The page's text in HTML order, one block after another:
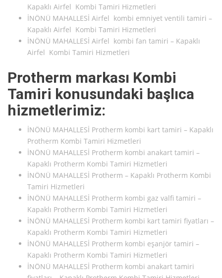
Kapaklı Airfel Kombi Tamiri Hizmetleri
İNÖNÜ MAHALLESİ Airfel kombi emniyet ventili tamiri –
Kapaklı Airfel Kombi Tamiri Hizmetleri
İNÖNÜ MAHALLESİ Airfel kombi fan tamiri – Kapaklı
Airfel Kombi Tamiri Hizmetleri
Protherm markası Kombi
Tamiri konusundaki başlıca
hizmetlerimiz:
İNÖNÜ MAHALLESİ Protherm kombi kart tamiri – Kapaklı
Protherm Kombi Tamiri Hizmetleri
İNÖNÜ MAHALLESİ Protherm kombi anakart tamiri –
Kapaklı Protherm Kombi Tamiri Hizmetleri
İNÖNÜ MAHALLESİ Protherm – Kapaklı Protherm Kombi
Tamiri Hizmetleri
İNÖNÜ MAHALLESİ Protherm kombi gaz valfi tamiri –
Kapaklı Protherm Kombi Tamiri Hizmetleri
İNÖNÜ MAHALLESİ Protherm kombi kart tamiri fiyatları –
Kapaklı Protherm Kombi Tamiri Hizmetleri
İNÖNÜ MAHALLESİ Protherm kombi eşanjör tamiri –
Kapaklı Protherm Kombi Tamiri Hizmetleri
İNÖNÜ MAHALLESİ Protherm kombi anakart tamiri